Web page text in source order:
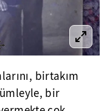
birtakım
bir